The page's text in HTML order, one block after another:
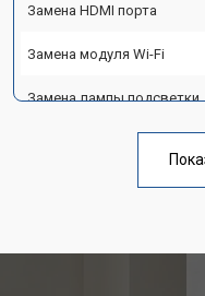
Замена HDMI порта
Замена модуля Wi-Fi
Замена лампы подсветки
Замена блока питания